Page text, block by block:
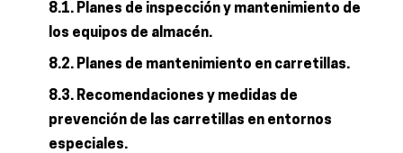
8.1. Planes de inspección y mantenimiento de
los equipos de almacén.
8.2. Planes de mantenimiento en carretillas.
8.3. Recomendaciones y medidas de
prevención de las carretillas en entornos
especiales.